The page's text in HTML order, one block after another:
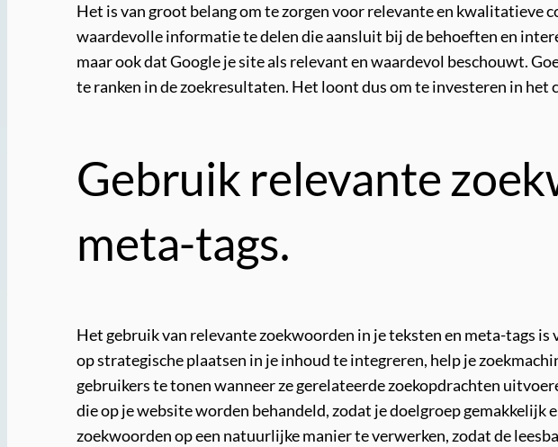
Het is van groot belang om te zorgen voor relevante en kwalitatieve
waardevolle informatie te delen die aansluit bij de behoeften en
maar ook dat Google je site als relevant en waardevol beschouwt.
te ranken in de zoekresultaten. Het loont dus om te investeren in
Gebruik relevante
meta-tags.
Het gebruik van relevante zoekwoorden in je teksten en meta-tags
op strategische plaatsen in je inhoud te integreren, help je
gebruikers te tonen wanneer ze gerelateerde zoekopdrachten
die op je website worden behandeld, zodat je doelgroep gemakkelijk
zoekwoorden op een natuurlijke manier te verwerken, zodat de